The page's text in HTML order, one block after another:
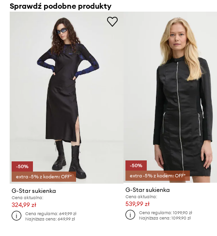
Sprawdź podobne produkty
-50%
extra -5% z kodem: OFF*
G-Star sukienka
Cena aktualna:
324,99 zł
Cena regularna:649,99 zł
Najniższa cena:649,99 zł
-50%
extra -5% z kodem: OFF*
G-Star sukienka
Cena aktualna:
539,99 zł
Cena regularna: 1099,90 zł
Najniższa cena: 1099,90 zł